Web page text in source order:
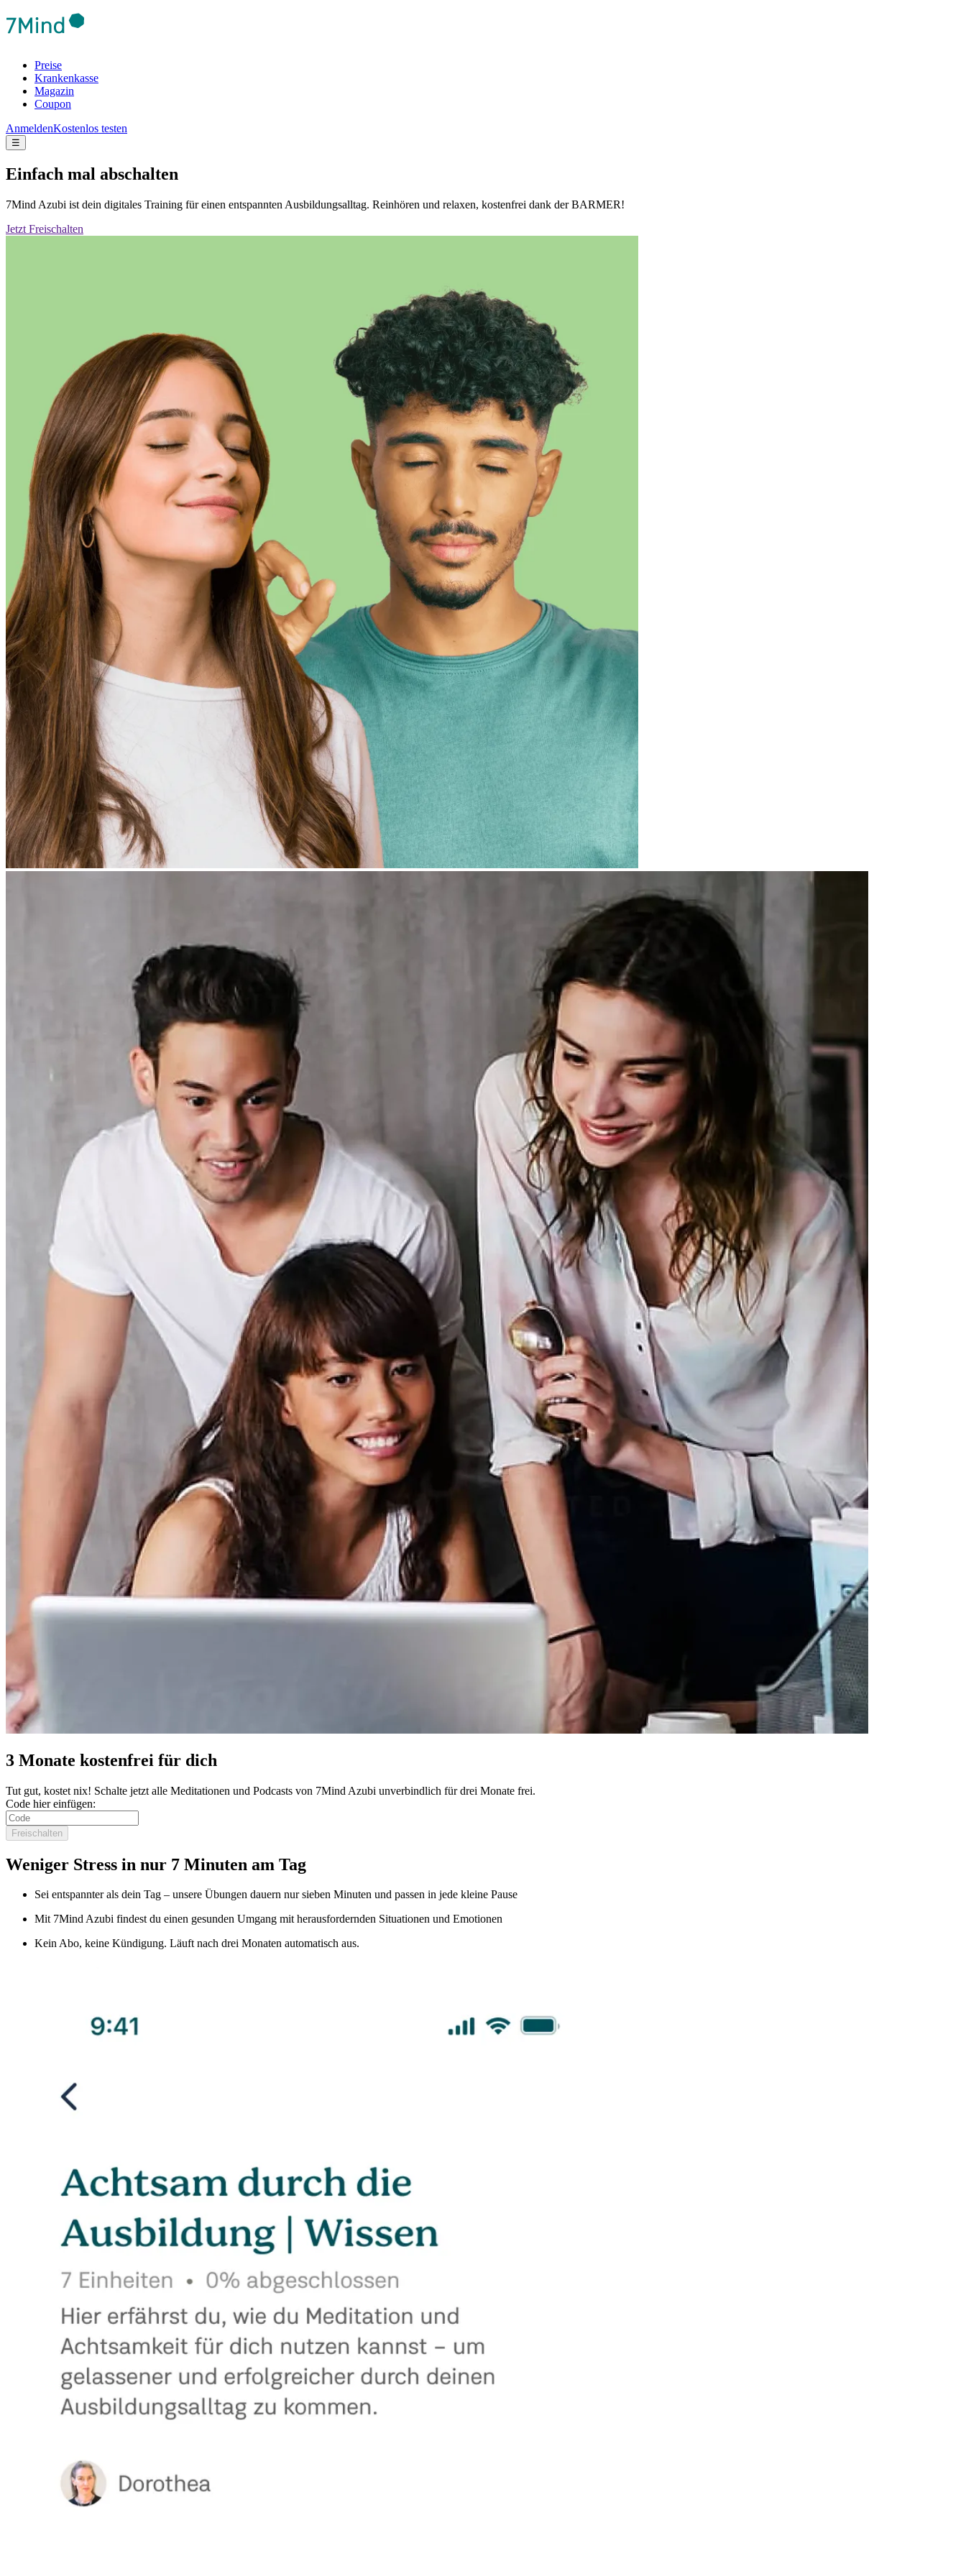
Preise
Krankenkasse
Magazin
Coupon
AnmeldenKostenlos testen
☰
Einfach mal abschalten
7Mind Azubi ist dein digitales Training für einen entspannten Ausbildungsalltag. Reinhören und relaxen, kostenfrei dank der BARMER!
Jetzt Freischalten
3 Monate kostenfrei für dich
Tut gut, kostet nix! Schalte jetzt alle Meditationen und Podcasts von 7Mind Azubi unverbindlich für drei Monate frei.
Code hier einfügen:
Freischalten
Weniger Stress in nur 7 Minuten am Tag
Sei entspannter als dein Tag – unsere Übungen dauern nur sieben Minuten und passen in jede kleine Pause
Mit 7Mind Azubi findest du einen gesunden Umgang mit herausfordernden Situationen und Emotionen
Kein Abo, keine Kündigung. Läuft nach drei Monaten automatisch aus.